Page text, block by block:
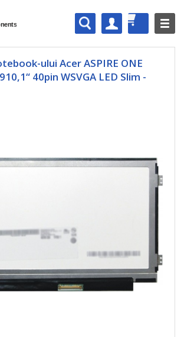
ului Acer ASPIRE ONE
40pin WSVGA LED Slim -